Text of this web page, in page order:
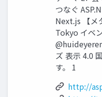
つなぐ
Next.js 【メ
Tokyo イベ
ズ 表示 4.0
す。 1
http://